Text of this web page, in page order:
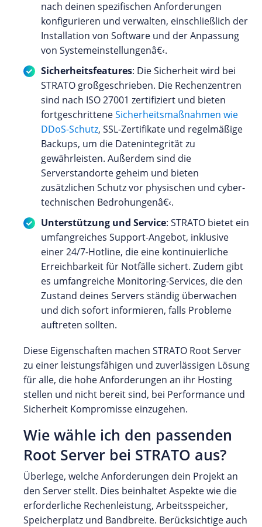
nach deinen spezifischen Anforderungen
konfigurieren und verwalten, einschließlich der
Installation von Software und der Anpassung
von Systemeinstellungenâ€‹.
Sicherheitsfeatures: Die Sicherheit wird bei
STRATO großgeschrieben. Die Rechenzentren
sind nach ISO 27001 zertifiziert und bieten
fortgeschritteneSicherheitsmaßnahmen wie
DDoS-Schutz, SSL-Zertifikate und regelmäßige
Backups, um die Datenintegrität zu
gewährleisten. Außerdem sind die
Serverstandorte geheim und bieten
zusätzlichen Schutz vor physischen und cyber-
technischen Bedrohungenâ€‹.
Unterstützung und Service: STRATO bietet ein
umfangreiches Support-Angebot, inklusive
einer 24/7-Hotline, die eine kontinuierliche
Erreichbarkeit für Notfälle sichert. Zudem gibt
es umfangreiche Monitoring-Services, die den
Zustand deines Servers ständig überwachen
und dich sofort informieren, falls Probleme
auftreten sollten.
Diese Eigenschaften machen STRATO Root Server
zu einer leistungsfähigen und zuverlässigen Lösung
für alle, die hohe Anforderungen an ihr Hosting
stellen und nicht bereit sind, bei Performance und
Sicherheit Kompromisse einzugehen.
Wie wähle ich den passenden
Root Server bei STRATO aus?
Überlege, welche Anforderungen dein Projekt an
den Server stellt. Dies beinhaltet Aspekte wie die
erforderliche Rechenleistung, Arbeitsspeicher,
Speicherplatz und Bandbreite. Berücksichtige auch